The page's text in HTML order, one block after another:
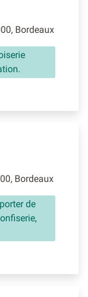
Bordeaux
Bordeaux
de